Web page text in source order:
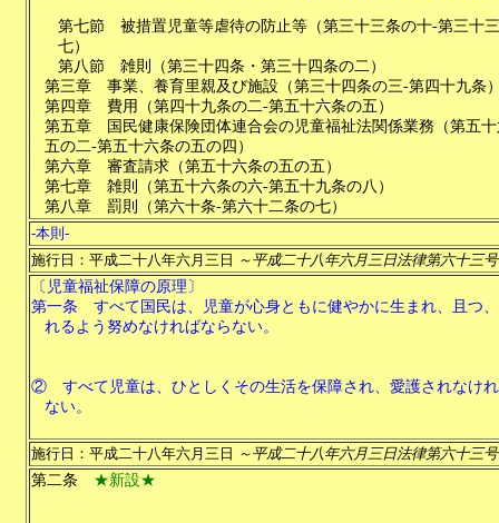
第七節 被措置児童等虐待の防止等（第三十三条の十-第三十
七）
第八節
雑則 （第三十四条・第三十四条の二）
第三章
事業、養育里親及び施設 （第三十四条の三-第四十九条
第四章
費用 （第四十九条の二-第五十六条の五 ）
第五章
国民健康保険団体連合会の児童福祉法関係業務 （第五
五の二-第五十六条の五の四 ）
第六章
審査請求（第五十六条の五の五 ）
第七章
雑則 （第五十六条の六-第五十九条の八 ）
第八章
罰則 （第六十条-第六十二条の七）
-本則-
施行日：平成二十八年六月三日 ～平成二十八年六月三日法律第六十三
〔児童福祉保障の原理〕
第一条
すべて国民は、児童が心身ともに健やかに生まれ、且つ
れるよう努めなければならない。
②
すべて児童は、ひとしくその生活を保障され、愛護されなけ
ない。
施行日：平成二十八年六月三日 ～平成二十八年六月三日法律第六十三
第二条
★新設★